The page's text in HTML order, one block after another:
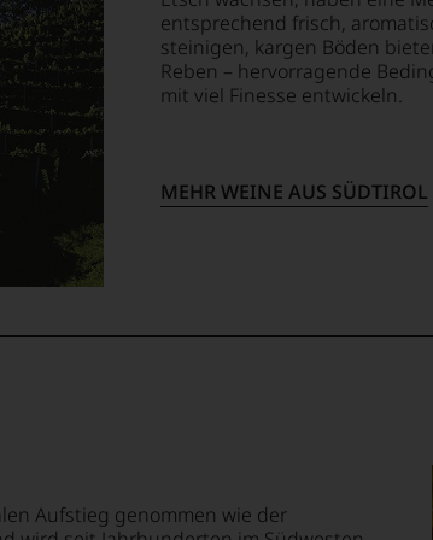
entsprechend frisch,
steinigen, kargen Böden
Reben – hervorragende
mit viel Finesse entwickeln.
MEHR WEINE AUS SÜDTIROL
Aufstieg genommen wie der